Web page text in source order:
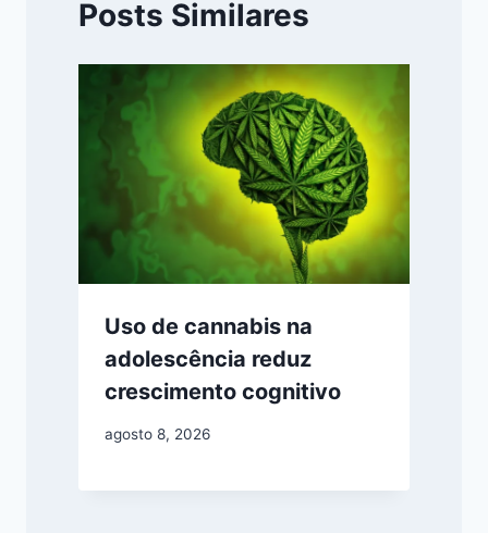
Posts Similares
Uso de cannabis na
adolescência reduz
crescimento cognitivo
agosto 8, 2026